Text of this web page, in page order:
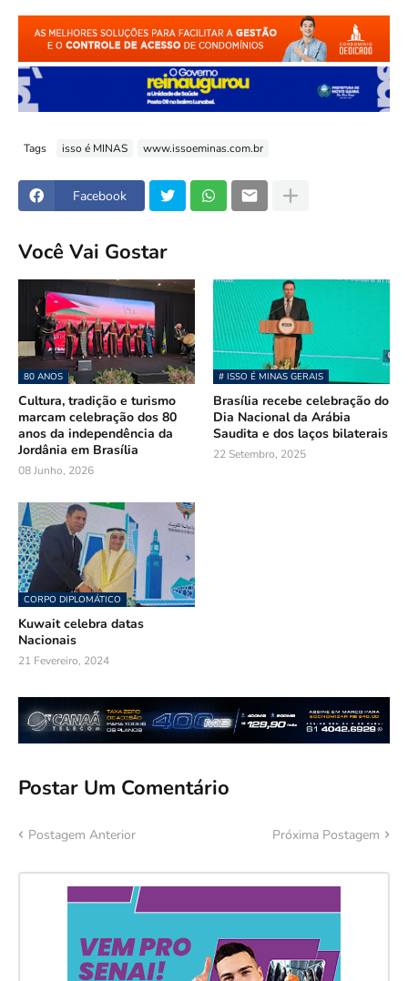
Tags isso é MINAS www.issoeminas.com.br
Facebook
Você Vai Gostar
80 ANOS
Cultura, tradição e turismo
marcam celebração dos 80
anos da independência da
Jordânia em Brasília
08 Junho, 2026
# ISSO É MINAS GERAIS
Brasília recebe celebração do
Dia Nacional da Arábia
Saudita e dos laços bilaterais
22 Setembro, 2025
CORPO DIPLOMÁTICO
Kuwait celebra datas
Nacionais
21 Fevereiro, 2024
Postar Um Comentário
Postagem Anterior Próxima Postagem